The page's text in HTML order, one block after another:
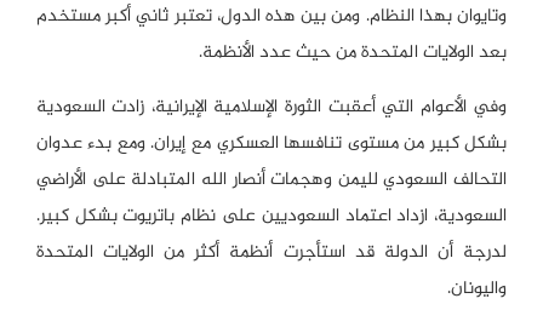
وتايوان بهذا النظام. ومن بين هذه الدول، تعتبر ثاني أكبر مستخدم
بعد الولايات المتحدة من حيث عدد الأنظمة.
وفي الأعوام التي أعقبت الثورة الإسلامية الإيرانية، زادت السعودية
بشكل كبير من مستوى تنافسها العسكري مع إيران. ومع بدء عدوان
التحالف السعودي لليمن وهجمات أنصار الله المتبادلة على الأراضي
السعودية، ازداد اعتماد السعوديين على نظام باتريوت بشكل كبير.
لدرجة أن الدولة قد استأجرت أنظمة أكثر من الولايات المتحدة
واليونان.